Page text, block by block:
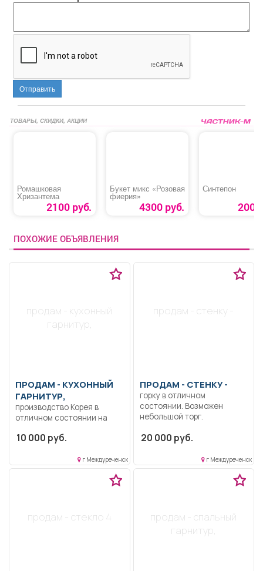
Отправить
ТОВАРЫ, СКИДКИ, АКЦИИ
Ромашковая
Хризантема
2100 руб.
Букет микс «Розовая
фиерия»
4300 руб.
Синтепон
200
ПОХОЖИЕ ОБЪЯВЛЕНИЯ
продам - кухонный
гарнитур,
ПРОДАМ - КУХОННЫЙ
ГАРНИТУР,
производство Корея в
отличном состоянии на
10 000 руб.
г Междуреченск
продам - стенку -
ПРОДАМ - СТЕНКУ -
горку в отличном
состоянии. Возможен
небольшой торг.
20 000 руб.
г Междуреченск
продам - стекло 4
продам - спальный
гарнитур,